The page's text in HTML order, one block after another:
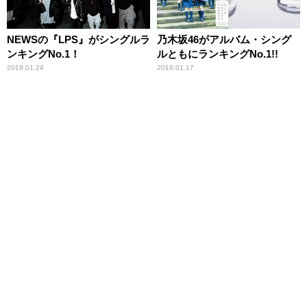
NEWSの『LPS』がシングルラ
ンキングNo.1！
2018.01.24
乃木坂46がアルバム・シング
ルともにランキングNo.1!!
2018.01.17